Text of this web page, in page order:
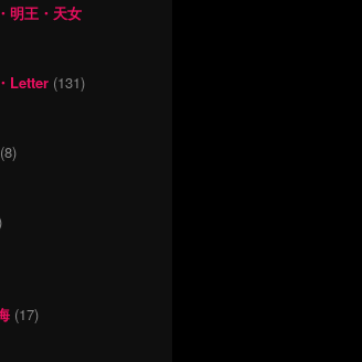
明王・天女
Letter (131)
(17)